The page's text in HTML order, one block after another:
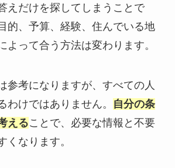
えだけを探してしまうことで
的、予算、経験、住んでいる地
よって合う方法は変わります。
参考になりますが、すべての人
わけではありません。
自分の条
えることで、必要な情報と不要
くなります。